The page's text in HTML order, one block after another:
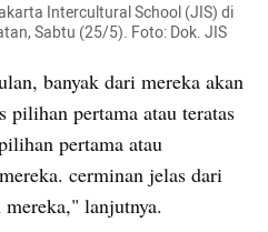
Intercultural School (JIS) di
Sabtu (25/5). Foto: Dok. JIS
banyak dari mereka akan
pilihan pertama atau teratas
pertama atau
cerminan jelas dari
lanjutnya.